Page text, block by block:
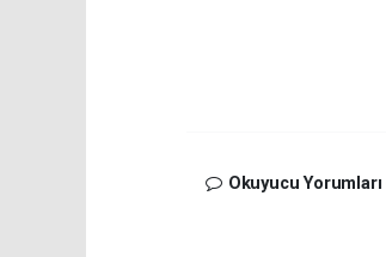
Okuyucu Yorumları